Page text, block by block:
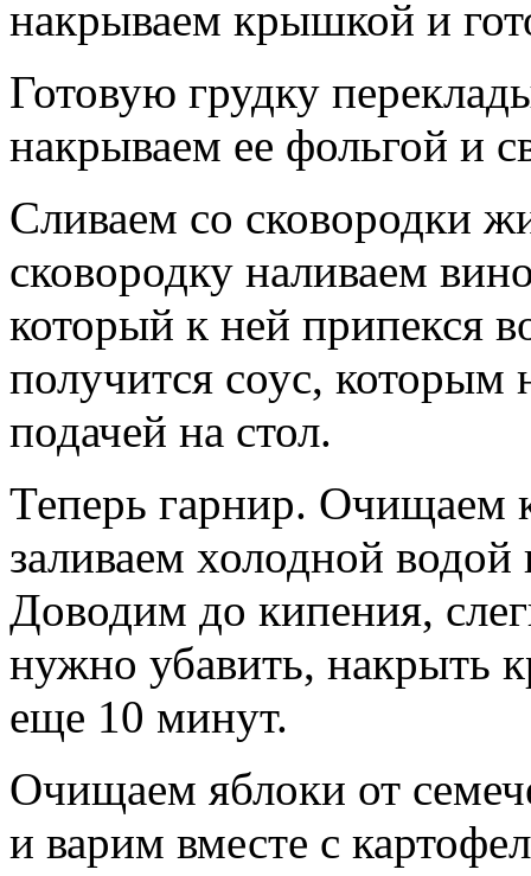
накрываем крышкой и
Готовую грудку
накрываем ее фольгой и
Сливаем со сковородки
сковородку наливаем
который к ней припекся
получится соус, которым
подачей на стол.
Теперь гарнир. Очищаем
заливаем холодной
Доводим до кипения,
нужно убавить, накрыть
еще 10 минут.
Очищаем яблоки от
и варим вместе с